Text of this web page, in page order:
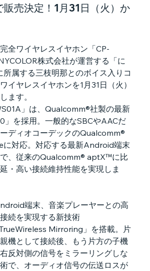
販売決定！1月31日（火）か
全ワイヤレスイヤホン「CP-
株式会社が運営する「に
属する三枝明那とのボイス入りコ
イヤレスイヤホンを1月31日（火）
ます。
」は、Qualcomm®社製の最新
」を採用。一般的なSBCやAACだ
ディオコーデックのQualcomm®
対応。対応する最新Android端末
、従来のQualcomm® aptX™に比
・高い接続維持性能を実現しま
端末、音楽プレーヤーとの高
続を実現する新技術
Mirroring」を搭載。片
機として接続後、もう片方の子機
反対側の信号をミラーリングしな
で、オーディオ信号の伝送ロスが